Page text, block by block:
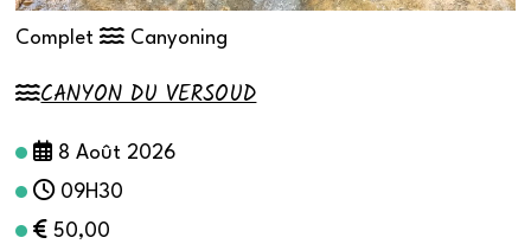
Complet Canyoning
CANYON DU VERSOUD
8 Août 2026
09H30
50,00